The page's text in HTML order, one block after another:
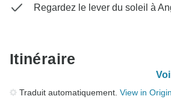
Regardez le lever du soleil à
Itinéraire
Traduit automatiquement. View in